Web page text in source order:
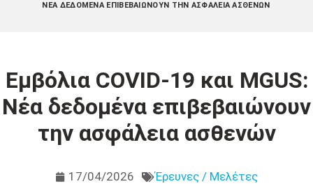
ΝΈΑ ΔΕΔΟΜΈΝΑ ΕΠΙΒΕΒΑΙΏΝΟΥΝ ΤΗΝ ΑΣΦΆΛΕΙΑ ΑΣΘΕΝΏΝ
Εμβόλια COVID‑19 και MGUS:
Νέα δεδομένα επιβεβαιώνουν
την ασφάλεια ασθενών
17/04/2026 Έρευνες / Μελέτες